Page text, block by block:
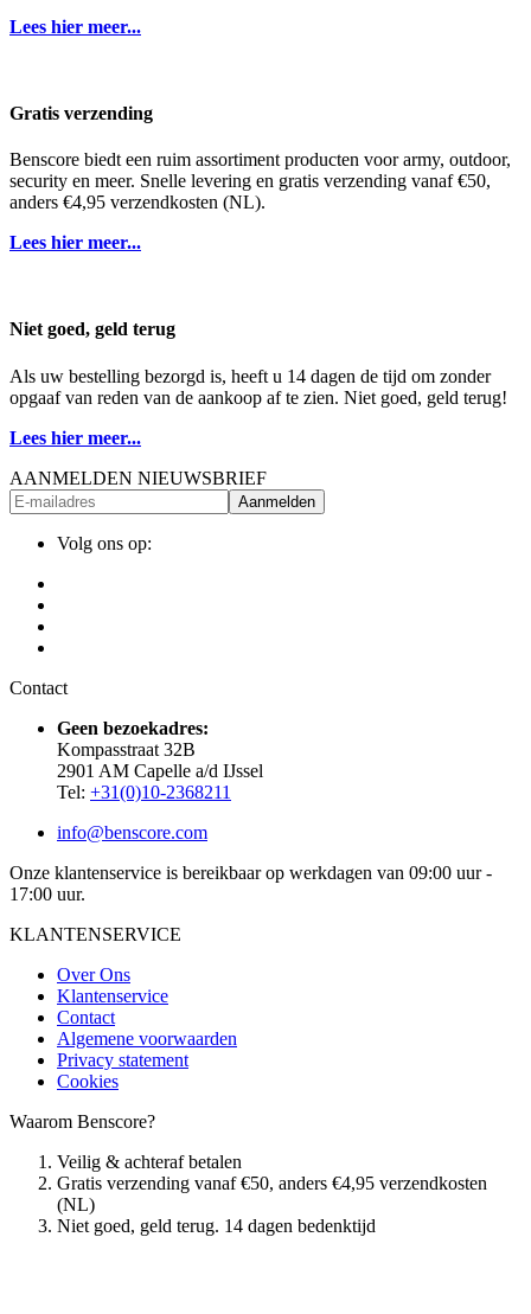
Lees hier meer...
Gratis verzending
Benscore biedt een ruim assortiment producten voor army, outdoor,
security en meer. Snelle levering en gratis verzending vanaf €50,
anders €4,95 verzendkosten (NL).
Lees hier meer...
Niet goed, geld terug
Als uw bestelling bezorgd is, heeft u 14 dagen de tijd om zonder
opgaaf van reden van de aankoop af te zien. Niet goed, geld terug!
Lees hier meer...
AANMELDEN NIEUWSBRIEF
Aanmelden
Volg ons op:
Contact
Geen bezoekadres:
Kompasstraat 32B
2901 AM Capelle a/d IJssel
Tel: +31(0)10-2368211
info@benscore.com
Onze klantenservice is bereikbaar op werkdagen van 09:00 uur -
17:00 uur.
KLANTENSERVICE
Over Ons
Klantenservice
Contact
Algemene voorwaarden
Privacy statement
Cookies
Waarom Benscore?
Veilig & achteraf betalen
Gratis verzending vanaf €50, anders €4,95 verzendkosten
(NL)
Niet goed, geld terug. 14 dagen bedenktijd